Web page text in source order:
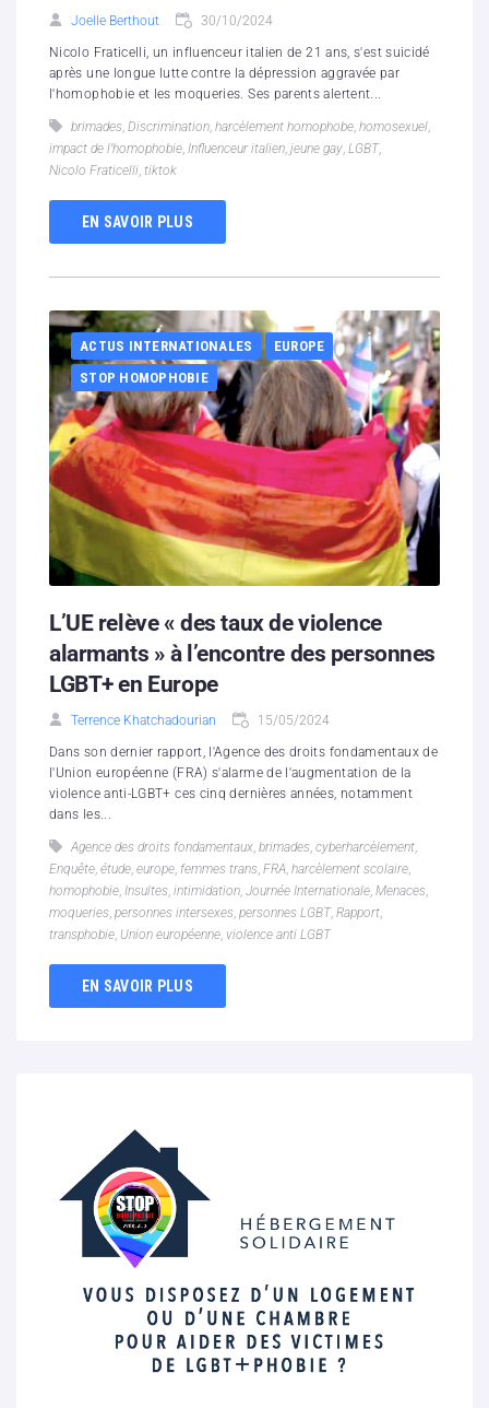
Joelle Berthout 30/10/2024
Nicolo Fraticelli, un influenceur italien de 21 ans, s'est suicidé
après une longue lutte contre la dépression aggravée par
l'homophobie et les moqueries. Ses parents alertent...
brimades, Discrimination, harcèlement homophobe, homosexuel,
impact de l’homophobie, Influenceur italien, jeune gay, LGBT,
Nicolo Fraticelli, tiktok
EN SAVOIR PLUS
ACTUS INTERNATIONALES
EUROPE
STOP HOMOPHOBIE
L’UE relève « des taux de violence
alarmants » à l’encontre des personnes
LGBT+ en Europe
Terrence Khatchadourian 15/05/2024
Dans son dernier rapport, l'Agence des droits fondamentaux de
l'Union européenne (FRA) s'alarme de l'augmentation de la
violence anti-LGBT+ ces cinq dernières années, notamment
dans les...
Agence des droits fondamentaux, brimades, cyberharcèlement,
Enquête, étude, europe, femmes trans, FRA, harcèlement scolaire,
homophobie, Insultes, intimidation, Journée Internationale, Menaces,
moqueries, personnes intersexes, personnes LGBT, Rapport,
transphobie, Union européenne, violence anti LGBT
EN SAVOIR PLUS